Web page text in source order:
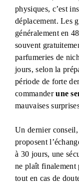
physiques, c’est
déplacement. Les
généralement en
souvent
parfumeries de
jours, selon la
période de forte
commanderune
mauvaises
Un dernier
proposent
à 30 jours, une
ne plaît finalement
tout en cas de